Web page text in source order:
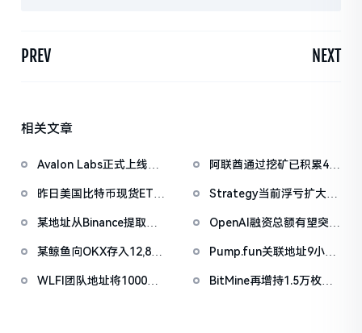
PREV NEXT
相关文章
Avalon Labs正式上线
阿联酋通过挖矿已积累4.5
昨日美国比特币现货ETF
坊ETF净流出4180万美元
Strategy当前浮亏扩大至
某地址从Binance提取
722万美元
OpenAI融资总额有望突破
某鲸鱼向OKX存入12,840
Pump.fun关联地址9小时
PUMP
WLFI团队地址将1000万
BitMine再增持1.5万枚